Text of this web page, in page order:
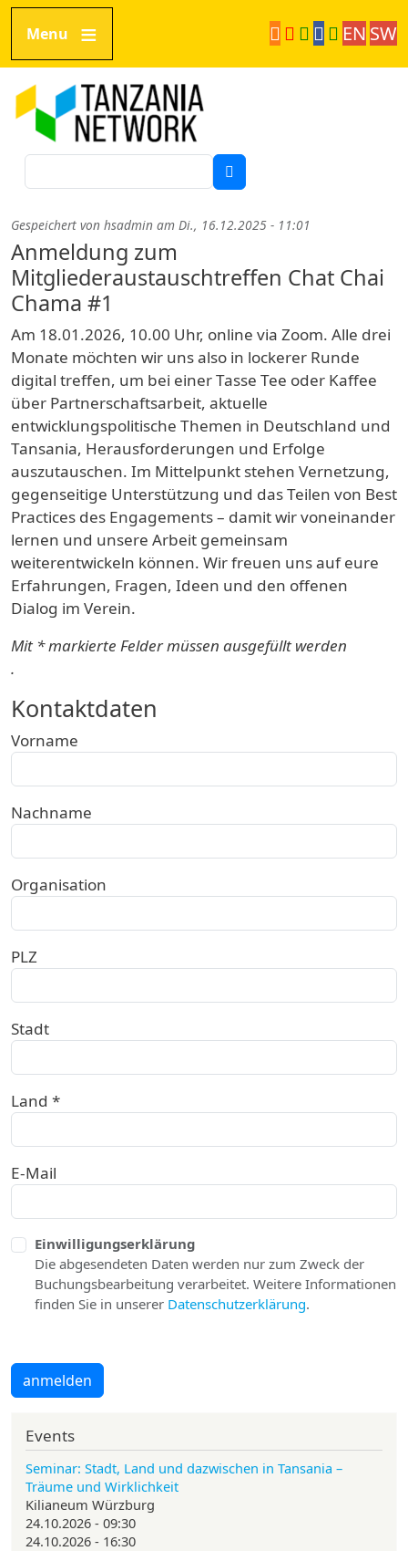
Direkt zum Inhalt
Menu
EN SW
Gespeichert von hsadmin am Di., 16.12.2025 - 11:01
Anmeldung zum
Mitgliederaustauschtreffen Chat Chai
Chama #1
Am 18.01.2026, 10.00 Uhr, online via Zoom. Alle drei
Monate möchten wir uns also in lockerer Runde
digital treffen, um bei einer Tasse Tee oder Kaffee
über Partnerschaftsarbeit, aktuelle
entwicklungspolitische Themen in Deutschland und
Tansania, Herausforderungen und Erfolge
auszutauschen. Im Mittelpunkt stehen Vernetzung,
gegenseitige Unterstützung und das Teilen von Best
Practices des Engagements – damit wir voneinander
lernen und unsere Arbeit gemeinsam
weiterentwickeln können. Wir freuen uns auf eure
Erfahrungen, Fragen, Ideen und den offenen
Dialog im Verein.
Mit * markierte Felder müssen ausgefüllt werden
.
Chat Chai Chama #1
Kontaktdaten
Vorname
Nachname
Organisation
PLZ
Stadt
Land *
E-Mail
Einwilligungserklärung
Die abgesendeten Daten werden nur zum Zweck der
Buchungsbearbeitung verarbeitet. Weitere Informationen
finden Sie in unserer Datenschutzerklärung.
anmelden
Events
Seminar: Stadt, Land und dazwischen in Tansania –
Träume und Wirklichkeit
Kilianeum Würzburg
24.10.2026 - 09:30
24.10.2026 - 16:30